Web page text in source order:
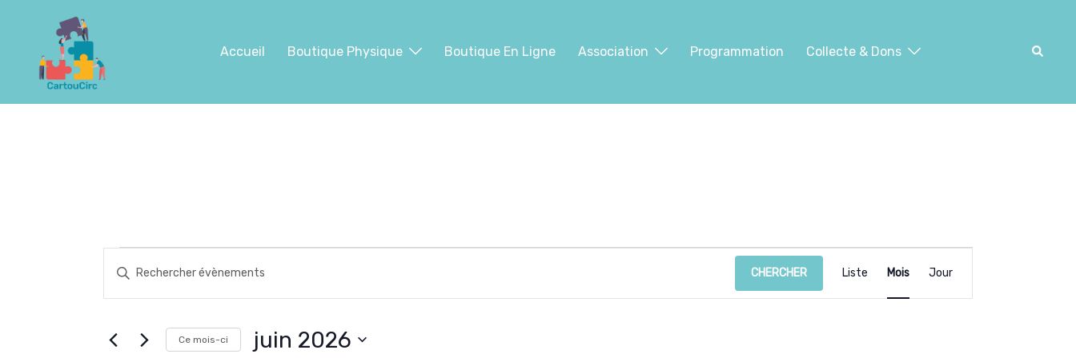
Accueil Boutique Physique Boutique En Ligne Association Programmation Collecte & Dons
Évènements
Recherche
et
Saisir
Rechercher
Évènements
CHERCHER
Navigation
Liste Mois Jour
Ce mois-ci juin 2026